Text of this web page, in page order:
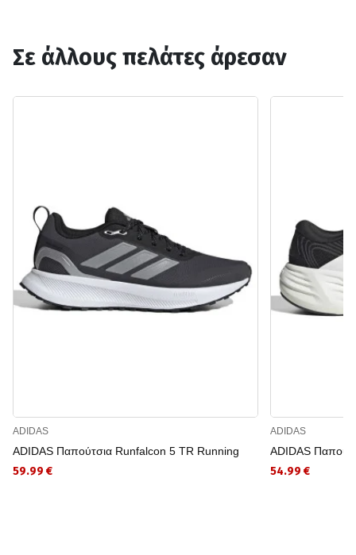
Σε άλλους πελάτες άρεσαν
ADIDAS
ADIDAS Παπούτσια Runfalcon 5 TR Running
59.99 €
ADIDAS
ADIDAS
54.99 €